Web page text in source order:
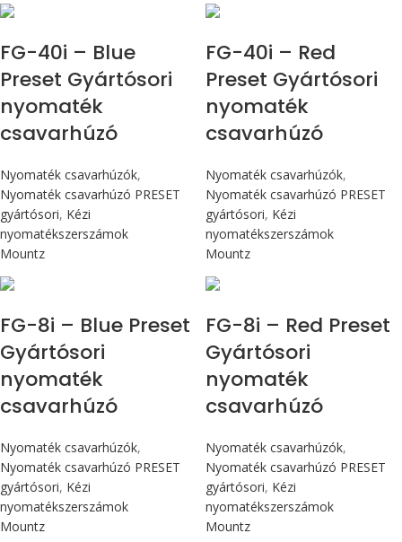
FG-40i – Blue
Preset Gyártósori
nyomaték
csavarhúzó
Nyomaték csavarhúzók,
Nyomaték csavarhúzó PRESET
gyártósori, Kézi
nyomatékszerszámok
Mountz
FG-40i – Red
Preset Gyártósori
nyomaték
csavarhúzó
Nyomaték csavarhúzók,
Nyomaték csavarhúzó PRESET
gyártósori, Kézi
nyomatékszerszámok
Mountz
FG-8i – Blue Preset
Gyártósori
nyomaték
csavarhúzó
Nyomaték csavarhúzók,
Nyomaték csavarhúzó PRESET
gyártósori, Kézi
nyomatékszerszámok
Mountz
FG-8i – Red Preset
Gyártósori
nyomaték
csavarhúzó
Nyomaték csavarhúzók,
Nyomaték csavarhúzó PRESET
gyártósori, Kézi
nyomatékszerszámok
Mountz